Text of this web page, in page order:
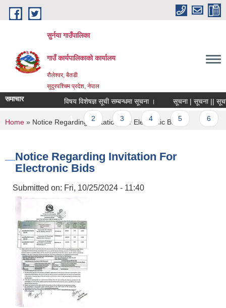
Skip to main content
सुर्नया गाउँपालिका
गाउँ कार्यपालिकाकाे कार्यालय
रौलेश्वर, बैतडी
सुदुरपश्चिम प्रदेश, नेपाल
समाचार विषय विशेषज्ञ सूची सम्बन्धमा सूचना । सूचना | सूचना ||
Pages
2 3 4 5 6
You are here
Home » Notice Regarding Invitation For Electronic Bids
Notice Regarding Invitation For
Electronic Bids
Submitted on: Fri, 10/25/2024 - 11:40